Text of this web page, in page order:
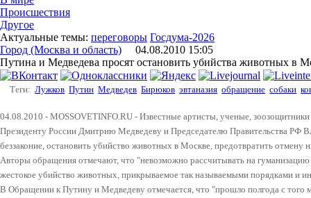
Происшествия
Другое
Актуальные темы: переговоры Госдума-2026
Город (Москва и область) 04.08.2010 15:05
Путина и Медведева просят остановить убийства животных в
Теги: Лужков Путин Медведев Бирюков эвтаназия обращение собаки
04.08.2010 - MOSSOVETINFO.RU - Известные артисты, ученые,
Президенту России Дмитрию Медведеву и Председателю Правительства РФ
беззаконие, остановить убийство животных в Москве, предотвратить
Авторы обращения отмечают, что "невозможно рассчитывать на
жестокое убийство животных, прикрываемое так называемыми порядками и
В Обращении к Путину и Медведеву отмечается, что "прошло полгода с того